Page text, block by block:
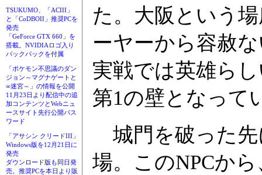
TSUKUMO、「ACIII」
と「CoDBOII」推奨PCを
発売
「GeForce GTX 660」を
搭載。NVIDIAロゴ入り
バックパックを付属
「ポケモン不思議のダン
ジョン～マグナゲートと
∞迷宮～」の情報を公開
11月23日より配信中の追
加コンテンツとWebニュ
ースサイト先行公開パス
ワード
「アサシン クリードIII」
Windows版を12月21日に
発売
ダウンロード版も同日発
売。推奨PCを本日より販
た。大阪という
ーヤーから容赦
実戦では英雄ら
第1の壁となって
城門を破った先
場。このNPCか